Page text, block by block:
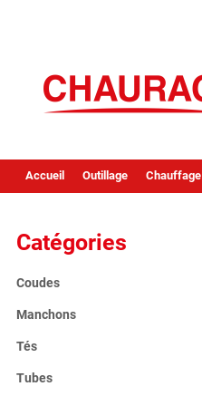
Accueil Outillage Chauffage
Catégories
Coudes
Manchons
Tés
Tubes